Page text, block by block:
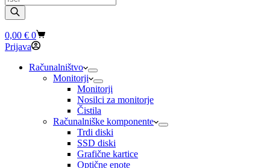
search
Shopping
cart
0,00 € 0
Prijava
Računalništvo
Monitorji
Monitorji
Nosilci za monitorje
Čistila
Računalniške komponente
Trdi diski
SSD diski
Grafične kartice
Optične enote